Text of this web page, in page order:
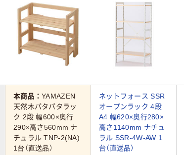
本商品：YAMAZEN
天然木パタパタラッ
ク 2段 幅600×奥行
290×高さ560mm ナ
チュラル TNP-2(NA)
1台（直送品）
ネットフォース SSR
オープンラック 4段
A4 幅620×奥行280×
高さ1140mm ナチュ
ラル SSR-4W-AW 1
台（直送品）